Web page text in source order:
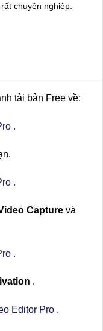
chuyên nghiệp.
tải bản Free về:
Capture và
.